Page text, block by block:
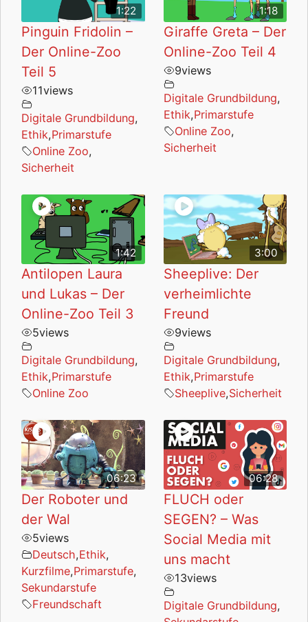
1:22
Pinguin Fridolin –
Der Online-Zoo
Teil 5
11views
Digitale Grundbildung,
Ethik,Primarstufe
Online Zoo,
Sicherheit
1:18
Giraffe Greta – Der
Online-Zoo Teil 4
9views
Digitale Grundbildung,
Ethik,Primarstufe
Online Zoo,
Sicherheit
1:42
Antilopen Laura
und Lukas – Der
Online-Zoo Teil 3
5views
Digitale Grundbildung,
Ethik,Primarstufe
Online Zoo
3:00
Sheeplive: Der
verheimlichte
Freund
9views
Digitale Grundbildung,
Ethik,Primarstufe
Sheeplive,Sicherheit
06:23
Der Roboter und
der Wal
5views
Deutsch,Ethik,
Kurzfilme,Primarstufe,
Sekundarstufe
Freundschaft
06:28
FLUCH oder
SEGEN? – Was
Social Media mit
uns macht
13views
Digitale Grundbildung,